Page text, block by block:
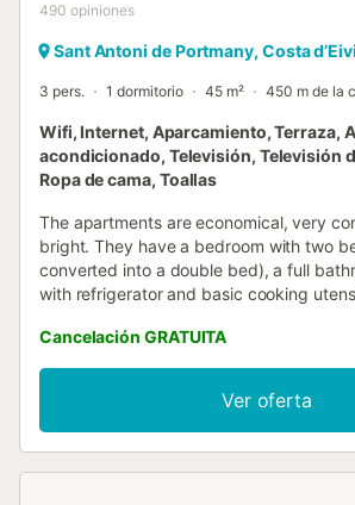
490 opiniones
Sant Antoni de Portmany, Costa
3 pers. 1 dormitorio 45 m² 450 m de la
Wifi, Internet, Aparcamiento, Terraza,
acondicionado, Televisión, Televisión
Ropa de cama, Toallas
The apartments are economical, very
bright. They have a bedroom with two
converted into a double bed), a full
with refrigerator and basic cooking
Cancelación GRATUITA
Ver oferta